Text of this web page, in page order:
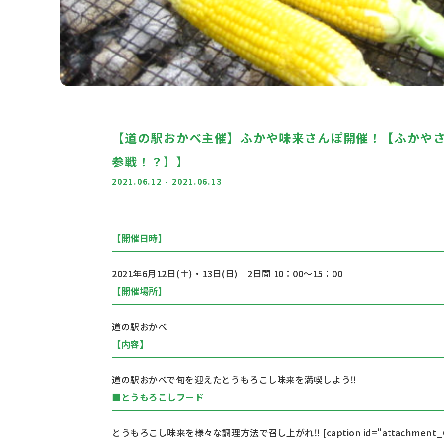
【道の駅おかべ主催】ふかや味来さんぽ開催！【ふかや
参戦！？】】
2021.06.12 - 2021.06.13
【開催日時】
2021年6月12日(土)・13日(日) 2日間 10：00～15：00
【開催場所】
道の駅おかべ
【内容】
道の駅おかべで旬を迎えたとうもろこし味来を満喫しよう‼
■とうもろこしフード
とうもろこし味来を様々な調理方法で召し上がれ‼ [caption